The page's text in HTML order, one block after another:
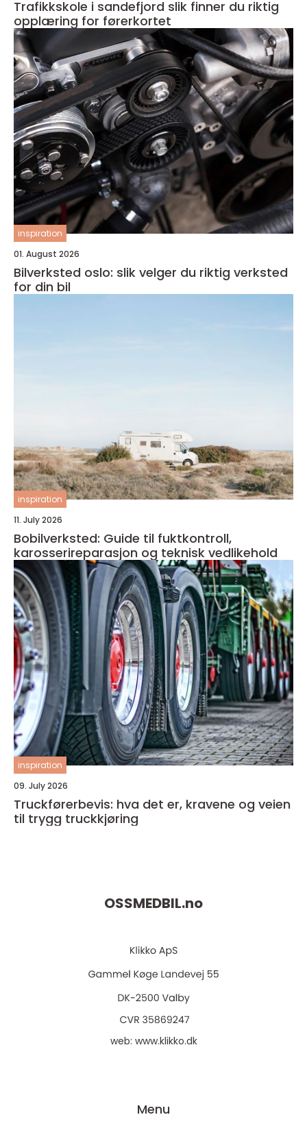
Trafikkskole i sandefjord slik finner du riktig
opplæring for førerkortet
inspiration
01. August 2026
Bilverksted oslo: slik velger du riktig verksted
for din bil
inspiration
11. July 2026
Bobilverksted: Guide til fuktkontroll,
karosserireparasjon og teknisk vedlikehold
inspiration
09. July 2026
Truckførerbevis: hva det er, kravene og veien
til trygg truckkjøring
OSSMEDBIL.no
web: www.klikko.dk
Menu